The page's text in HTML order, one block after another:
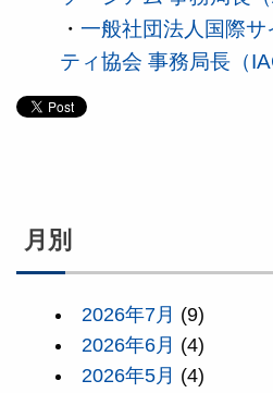
・ 一般社団法人国際サ
ティ協会 事務局長（
月別
2026年7月 (9)
2026年6月 (4)
2026年5月 (4)